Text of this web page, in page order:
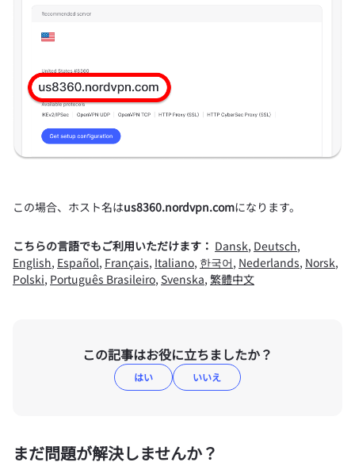
この場合、ホスト名はus8360.nordvpn.comになります。
こちらの言語でもご利用いただけます： Dansk, Deutsch,
English, Español, Français, Italiano, 한국어, Nederlands, Norsk,
Polski, Português Brasileiro, Svenska, 繁體中文
この記事はお役に立ちましたか？
はい いいえ
まだ問題が解決しませんか？